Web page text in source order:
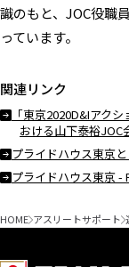
識のもと、JOC役職
っています。
関連リンク
「東京2020D&Iアク
おける山下泰裕JOC
プライドハウス東京
プライドハウス東京 -
HOME アスリートサポート